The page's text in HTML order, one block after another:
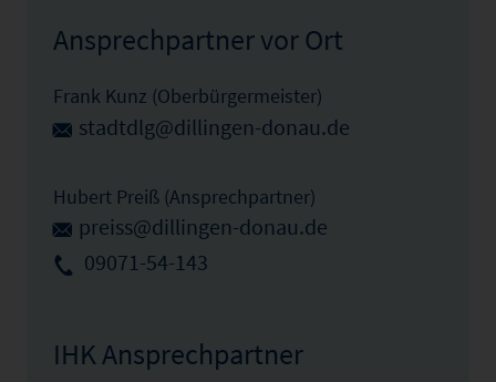
Ansprechpartner vor Ort
Frank Kunz (Oberbürgermeister)
stadtdlg@dillingen-donau.de
Hubert Preiß (Ansprechpartner)
preiss@dillingen-donau.de
09071-54-143
IHK Ansprechpartner